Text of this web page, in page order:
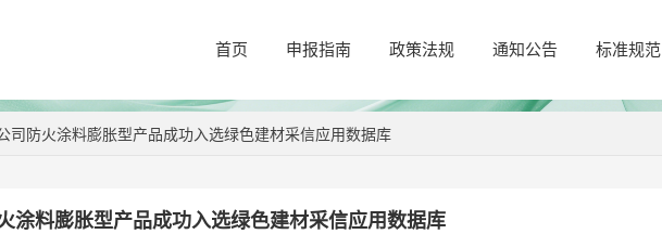
首页 申报指南 政策法规 通知公告 标准规范
司防火涂料膨胀型产品成功入选绿色建材采信应用数据库
涂料膨胀型产品成功入选绿色建材采信应用数据库